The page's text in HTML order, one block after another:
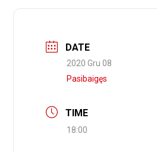
DATE
2020 Gru 08
Pasibaigęs
TIME
18:00